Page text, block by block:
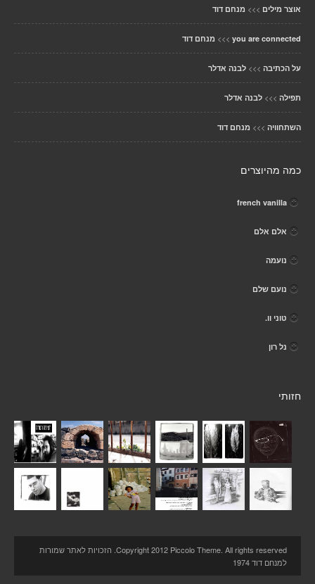
אוצר מילים >>> מנחם דוד
you are connected
>>> מנחם דוד
על הכתיבה >>> לבנה אדלר
תפילה >>> לבנה אדלר
השתחוויה >>> מנחם דוד
כמה מהיוצרים
french vanilla
אלם אלם
נועמה
נועם שלם
טוני וו.
נל רון
חזותי
Copyright 2012 Piccolo Theme. All rights reserved. הזכויות לאתר שמורות
למנחם דוד 1974